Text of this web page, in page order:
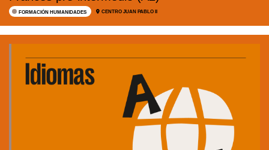
FORMACIÓN HUMANIDADES CENTRO JUAN PABLO II